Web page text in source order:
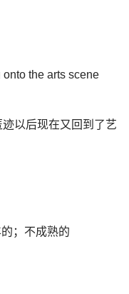
the arts scene
以后现在又回到了艺
；不成熟的